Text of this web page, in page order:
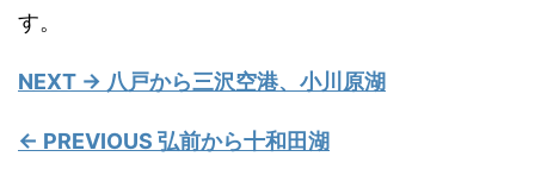
す。
NEXT → 八戸から三沢空港、小川原湖
← PREVIOUS 弘前から十和田湖